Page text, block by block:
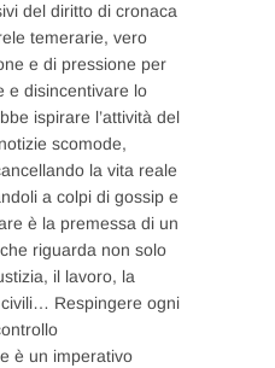
del diritto di cronaca
temerarie, vero
e di pressione per
e disincentivare lo
ispirare l’attività del
scomode,
la vita reale
a colpi di gossip e
è la premessa di un
riguarda non solo
il lavoro, la
Respingere ogni
è un imperativo